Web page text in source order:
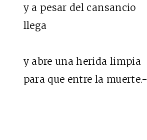
y a pesar del cansancio
llega
y abre una herida limpia
para que entre la muerte.-